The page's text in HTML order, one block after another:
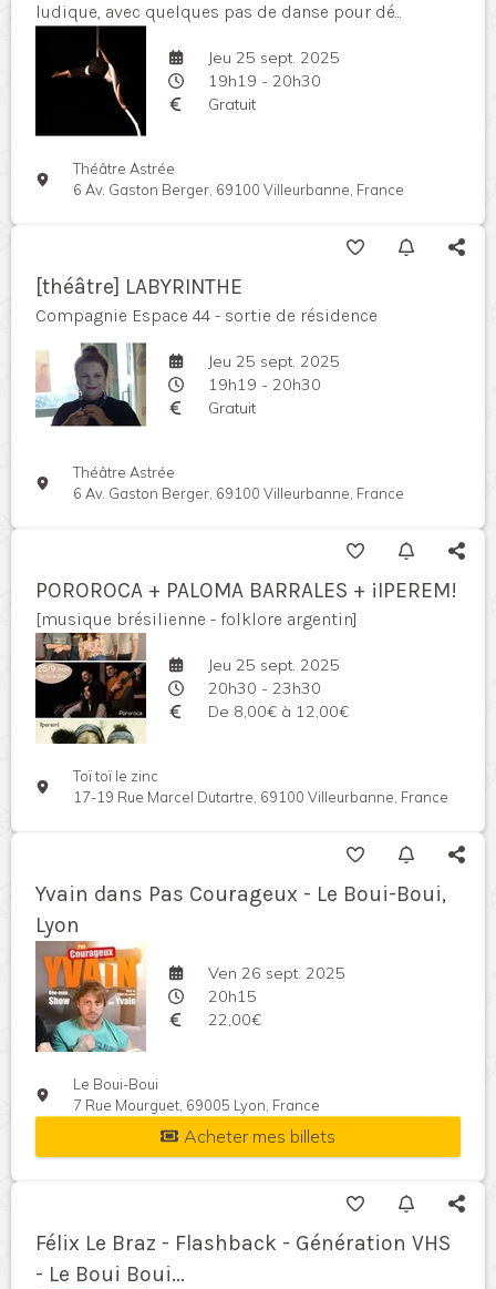
ludique, avec quelques pas de danse pour dé...
Jeu 25 sept. 2025
19h19 - 20h30
Gratuit
Théâtre Astrée
6 Av. Gaston Berger, 69100 Villeurbanne, France
[théâtre] LABYRINTHE
Compagnie Espace 44 - sortie de résidence
Jeu 25 sept. 2025
19h19 - 20h30
Gratuit
Théâtre Astrée
6 Av. Gaston Berger, 69100 Villeurbanne, France
POROROCA + PALOMA BARRALES + ¡IPEREM!
[musique brésilienne - folklore argentin]
Jeu 25 sept. 2025
20h30 - 23h30
De 8,00€ à 12,00€
Toï toï le zinc
17-19 Rue Marcel Dutartre, 69100 Villeurbanne, France
Yvain dans Pas Courageux - Le Boui-Boui,
Lyon
Ven 26 sept. 2025
20h15
22,00€
Le Boui-Boui
7 Rue Mourguet, 69005 Lyon, France
Acheter mes billets
Félix Le Braz - Flashback - Génération VHS
- Le Boui Boui...